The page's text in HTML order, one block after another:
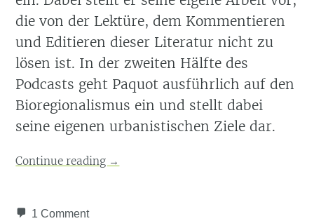
die von der Lektüre, dem Kommentieren
und Editieren dieser Literatur nicht zu
lösen ist. In der zweiten Hälfte des
Podcasts geht Paquot ausführlich auf den
Bioregionalismus ein und stellt dabei
seine eigenen urbanistischen Ziele dar.
Continue reading →
1 Comment